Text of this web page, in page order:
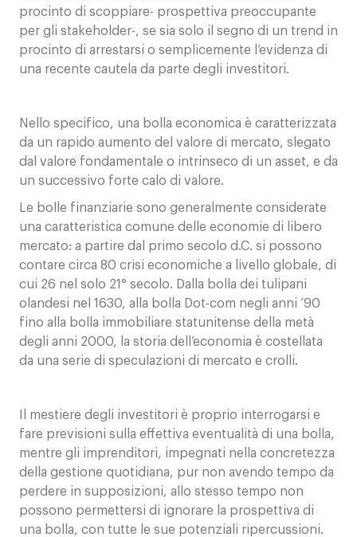
procinto di scoppiare- prospettiva preoccupante
per gli stakeholder-, se sia solo il segno di un trend in
procinto di arrestarsi o semplicemente l’evidenza di
una recente cautela da parte degli investitori.
Nello specifico, una bolla economica è caratterizzata
da un rapido aumento del valore di mercato, slegato
dal valore fondamentale o intrinseco di un asset, e da
un successivo forte calo di valore.
Le bolle finanziarie sono generalmente considerate
una caratteristica comune delle economie di libero
mercato: a partire dal primo secolo d.C. si possono
contare circa 80 crisi economiche a livello globale, di
cui 26 nel solo 21° secolo. Dalla bolla dei tulipani
olandesi nel 1630, alla bolla Dot-com negli anni ’90
fino alla bolla immobiliare statunitense della metà
degli anni 2000, la storia dell’economia è costellata
da una serie di speculazioni di mercato e crolli.
Il mestiere degli investitori è proprio interrogarsi e
fare previsioni sulla effettiva eventualità di una bolla,
mentre gli imprenditori, impegnati nella concretezza
della gestione quotidiana, pur non avendo tempo da
perdere in supposizioni, allo stesso tempo non
possono permettersi di ignorare la prospettiva di
una bolla, con tutte le sue potenziali ripercussioni.